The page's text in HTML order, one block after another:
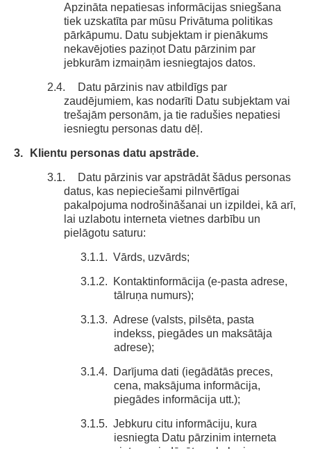
Apzināta nepatiesas informācijas sniegšana
tiek uzskatīta par mūsu Privātuma politikas
pārkāpumu. Datu subjektam ir pienākums
nekavējoties paziņot Datu pārzinim par
jebkurām izmaiņām iesniegtajos datos.
2.4.
Datu pārzinis nav atbildīgs par
zaudējumiem, kas nodarīti Datu subjektam vai
trešajām personām, ja tie radušies nepatiesi
iesniegtu personas datu dēļ.
3. Klientu personas datu apstrāde.
3.1.
Datu pārzinis var apstrādāt šādus personas
datus, kas nepieciešami pilnvērtīgai
pakalpojuma nodrošināšanai un izpildei, kā arī,
lai uzlabotu interneta vietnes darbību un
pielāgotu saturu:
3.1.1. Vārds, uzvārds;
3.1.2.
Kontaktinformācija (e-pasta adrese,
tālruņa numurs);
3.1.3. Adrese (valsts, pilsēta, pasta
indekss, piegādes un maksātāja
adrese);
3.1.4.
Darījuma dati (iegādātās preces,
cena, maksājuma informācija,
piegādes informācija utt.);
3.1.5. Jebkuru citu informāciju, kura
iesniegta Datu pārzinim interneta